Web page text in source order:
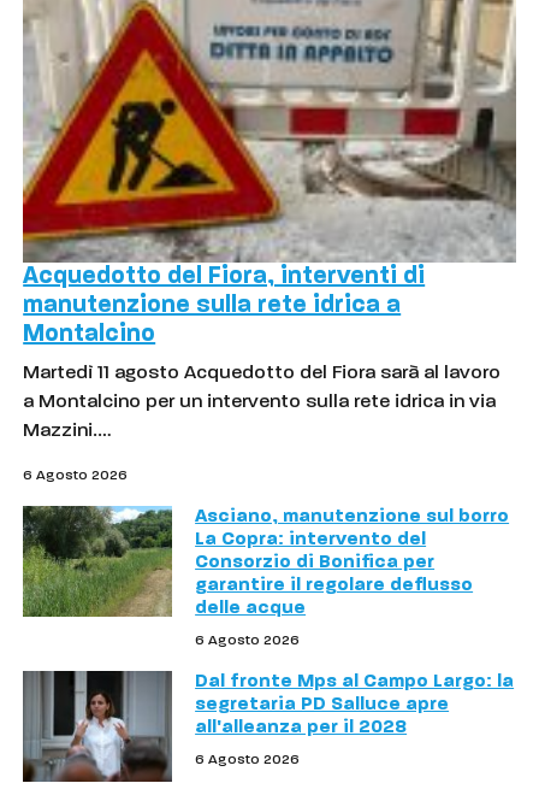
Acquedotto del Fiora, interventi di
manutenzione sulla rete idrica a
Montalcino
Martedì 11 agosto Acquedotto del Fiora sarà al lavoro
a Montalcino per un intervento sulla rete idrica in via
Mazzini.…
6 Agosto 2026
Asciano, manutenzione sul borro
La Copra: intervento del
Consorzio di Bonifica per
garantire il regolare deflusso
delle acque
6 Agosto 2026
Dal fronte Mps al Campo Largo: la
segretaria PD Salluce apre
all'alleanza per il 2028
6 Agosto 2026